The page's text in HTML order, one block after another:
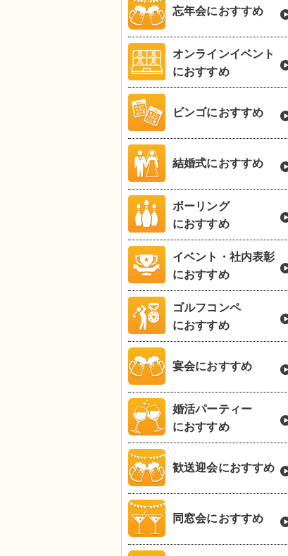
忘年会におすすめ
オンラインイベント
におすすめ
ビンゴにおすすめ
結婚式におすすめ
ボーリング
におすすめ
イベント・社内表彰
におすすめ
ゴルフコンペ
におすすめ
宴会におすすめ
婚活パーティー
におすすめ
歓送迎会におすすめ
同窓会におすすめ